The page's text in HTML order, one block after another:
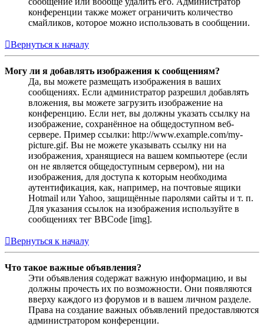
конференции также может ограничить количество
смайликов, которое можно использовать в сообщении.
Вернуться к началу
Могу ли я добавлять изображения к сообщениям?
Да, вы можете размещать изображения в ваших
сообщениях. Если администратор разрешил добавлять
вложения, вы можете загрузить изображение на
конференцию. Если нет, вы должны указать ссылку на
изображение, сохранённое на общедоступном веб-
сервере. Пример ссылки: http://www.example.com/my-
picture.gif. Вы не можете указывать ссылку ни на
изображения, хранящиеся на вашем компьютере (если
он не является общедоступным сервером), ни на
изображения, для доступа к которым необходима
аутентификация, как, например, на почтовые ящики
Hotmail или Yahoo, защищённые паролями сайты и т. п.
Для указания ссылок на изображения используйте в
сообщениях тег BBCode [img].
Вернуться к началу
Что такое важные объявления?
Эти объявления содержат важную информацию, и вы
должны прочесть их по возможности. Они появляются
вверху каждого из форумов и в вашем личном разделе.
Права на создание важных объявлений предоставляются
администратором конференции.